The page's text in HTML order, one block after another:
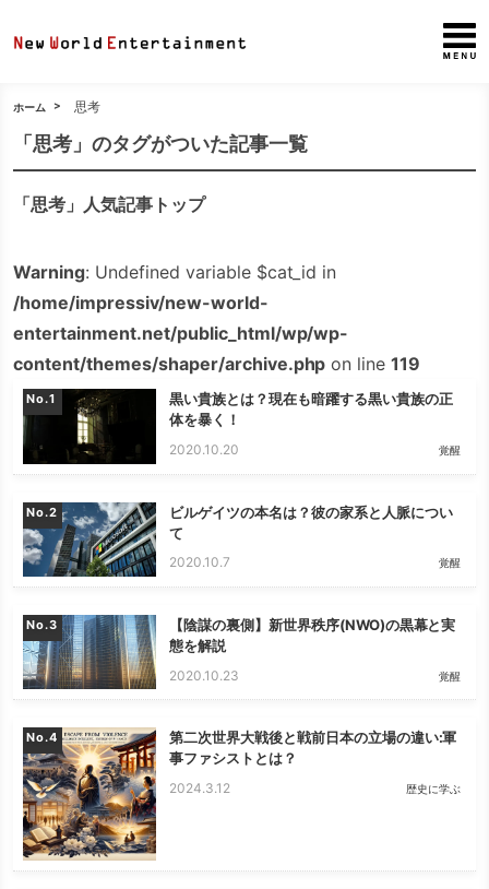
ホーム 思考
「思考」のタグがついた記事一覧
「思考」人気記事トップ
Warning: Undefined variable $cat_id in
/home/impressiv/new-world-
entertainment.net/public_html/wp/wp-
content/themes/shaper/archive.php on line119
No.
黒い貴族とは？現在も暗躍する黒い貴族の正
体を暴く！
2020.10.20 覚醒
No.
ビルゲイツの本名は？彼の家系と人脈につい
て
2020.10.7 覚醒
No.
【陰謀の裏側】新世界秩序(NWO)の黒幕と実
態を解説
2020.10.23 覚醒
No.
第二次世界大戦後と戦前日本の立場の違い:軍
事ファシストとは？
2024.3.12 歴史に学ぶ